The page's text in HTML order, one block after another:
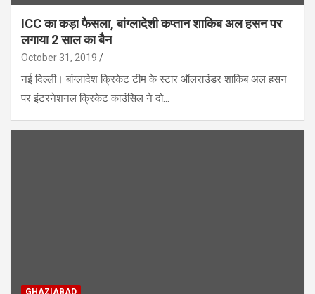
ICC का कड़ा फैसला, बांग्लादेशी कप्तान शाकिब अल हसन पर
लगाया 2 साल का बैन
October 31, 2019
नई दिल्ली। बांग्लादेश क्रिकेट टीम के स्टार ऑलराउंडर शाकिब अल हसन
पर इंटरनेशनल क्रिकेट काउंसिल ने दो…
GHAZIABAD